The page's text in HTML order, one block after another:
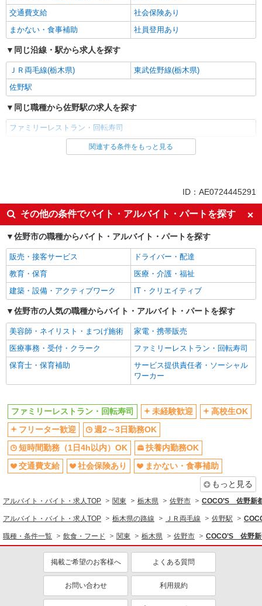
交通費支給
社会保険あり
まかない・食事補助
社員登用あり
同じ沿線・駅から求人を探す
ＪＲ両毛線(栃木県)
東武佐野線(栃木県)
佐野駅
同じ職種から佐野駅の求人を探す
ファミリーレストラン・回転寿司
同じ雇用形態から佐野駅の求人を探す
未経験歓迎
高校生OK
フリーター歓迎
週2～3日勤務OK
短時間勤務（1日4h以内）OK
扶養内勤務OK
交通費支給
社会保険あり
まかない・食事補助
社員登用あり
同じ職種から求人を探す
飲食・フード
同じ特徴から求人を探す
未経験歓迎
高校生OK
短時間勤務（1日4h以内）OK
社会保険あり
まかない・食事補助
社員登用あり
関連する条件をもっと見る
ID：AE0724445291
その他の条件でバイト・アルバイト・パートを探す
佐野市の職種からバイト・アルバイト・パートを探す
販売・接客サービス
ドライバー・配達
教育・保育
医療・介護・福祉
建築・設備・アクティブワーク
IT・クリエイティブ
佐野市の人気の職種からバイト・アルバイト・パートを探す
美容師・ネイリスト・まつげ施術
家電・携帯販売
医療事務・受付・クラーク
ファミリーレストラン・回転寿司
保育士・保育補助
サービス提供責任者・ソーシャル
ワーカー
ファミリーレストラン・回転寿司 未経験歓迎
高校生OK
フリーター歓迎
週2～3日勤務OK
短時間勤務（1日4h以内）OK
扶養内勤務OK
交通費支給
社会保険あり
まかない・食事補助
もっと見る
アルバイト・バイト・求人TOP 関東 栃木県 佐野市 COCO’S 佐野新
アルバイト・バイト・求人TOP 栃木県の路線 ＪＲ両毛線 佐野駅
職種・条件一覧 飲食・フード 関東 栃木県 佐野市 COCO’S 佐野
掲載ご希望のお客様へ よくある質問
お問い合わせ 利用規約